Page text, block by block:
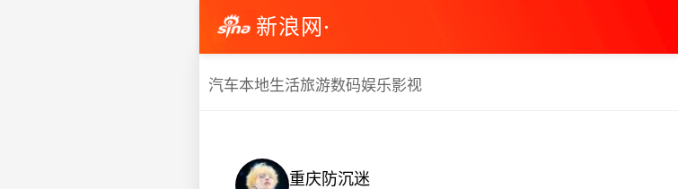
新浪网·
汽车本地生活旅游数码娱乐影视
重庆防沉迷